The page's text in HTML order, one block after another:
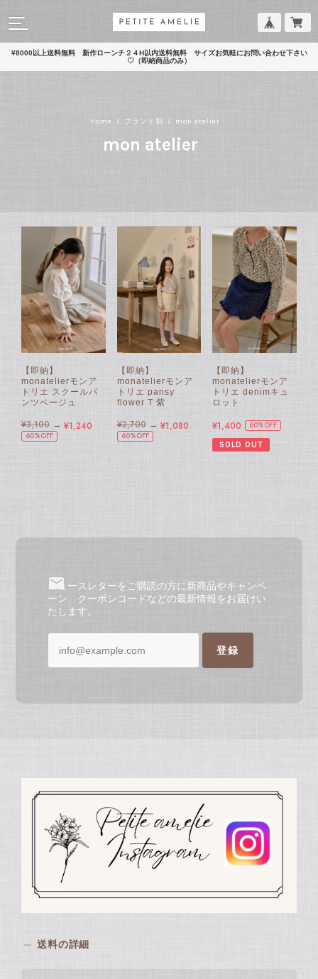
¥8000以上送料無料 新作ローンチ２４H以内送料無料 サイズお気軽にお問い合わせ下さい
♡（即納商品のみ）
Home ブランド別 mon atelier
mon atelier
【即納】
monatelierモンア
トリエ スクールパ
ンツベージュ
¥3,100 → ¥1,240
60%OFF
【即納】
monatelierモンア
トリエ pansy
flower T 紫
¥2,700→ ¥1,080
60%OFF
【即納】
monatelierモンア
トリエ denimキュ
ロット
¥1,400 60%OFF
SOLD OUT
ニュースレターをご購読の方に新商品やキャンペ
ーン、クーポンコードなどの最新情報をお届けい
たします。
登録
送料の詳細